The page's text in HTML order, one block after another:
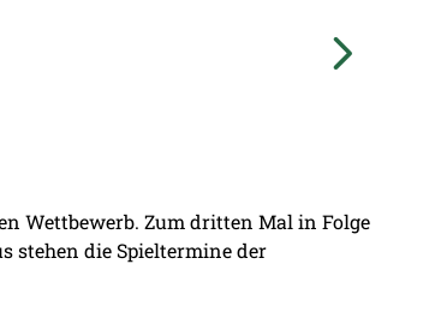
Wettbewerb. Zum dritten Mal in Folge
stehen die Spieltermine der